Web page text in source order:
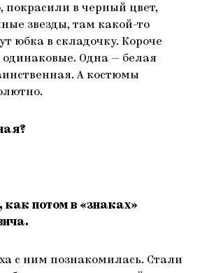
покрасили в черный цвет,
звезды, там какой-то
юбка в складочку. Короче
одинаковые. Одна — белая
А костюмы
как потом в «знаках»
с ним познакомилась. Стали